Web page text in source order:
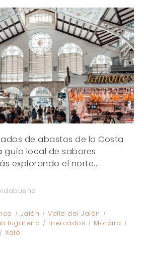
de abastos de la Costa
guía local de sabores
explorando el norte...
Jalón
Valle del Jalón
lugareño mercados
Moraira
Xaló